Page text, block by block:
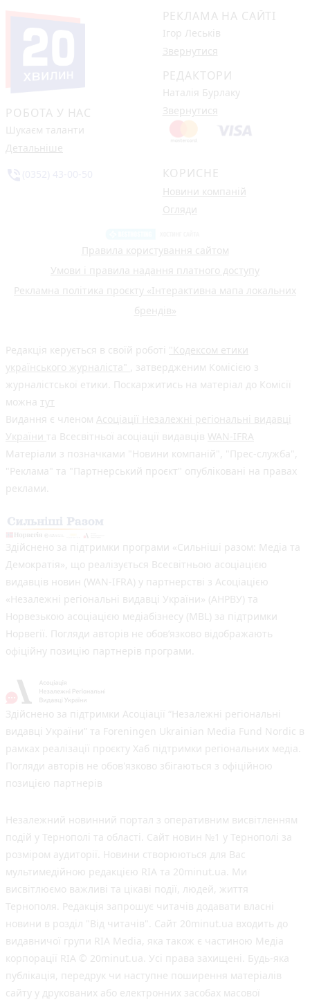
РОБОТА У НАС
Шукаєм таланти
Детальніше
РЕКЛАМА НА САЙТІ
Ігор Леськів
Звернутися
РЕДАКТОРИ
Наталія Бурлаку
Звернутися
КОРИСНЕ
Новини компаній
Огляди
Правила користування сайтом
Умови і правила надання платного доступу
Рекламна політика проєкту «Інтерактивна мапа локальних
брендів»
Редакція керується в своїй роботі "Кодексом етики
українського журналіста"
, затвердженим Комісією з
журналістської етики. Поскаржитись на матеріал до Комісії
можна тут
Видання є членом Асоціації Незалежні регіональні видавці
України та Всесвітньої асоціації видавців WAN-IFRA
Матеріали з позначками "Новини компаній", "Прес-служба",
"Реклама" та "Партнерський проєкт" опубліковані на правах
реклами.
Здійснено за підтримки програми «Сильніші разом: Медіа та
Демократія», що реалізується Всесвітньою асоціацією
видавців новин (WAN-IFRA) у партнерстві з Асоціацією
«Незалежні регіональні видавці України» (АНРВУ) та
Норвезькою асоціацією медіабізнесу (MBL) за підтримки
Норвегії. Погляди авторів не обов’язково відображають
офіційну позицію партнерів програми.
Здійснено за підтримки Асоціації “Незалежні регіональні
видавці України” та Foreningen Ukrainian Media Fund Nordic в
рамках реалізації проєкту Хаб підтримки регіональних медіа.
Погляди авторів не обов'язково збігаються з офіційною
позицією партнерів
Незалежний новинний портал з оперативним висвітленням
подій у Тернополі та області. Сайт новин №1 у Тернополі за
розміром аудиторії. Новини створюються для Вас
мультимедійною редакцією RIA та 20minut.ua. Ми
висвітлюємо важливі та цікаві події, людей, життя
Тернополя. Редакція запрошує читачів додавати власні
новини в розділ "Від читачів". Сайт 20minut.ua входить до
видавничої групи RIA Media, яка також є частиною Медіа
корпорації RIA © 20minut.ua. Усі права захищені. Будь-яка
публiкацiя, передрук чи наступне поширення матеріалів
сайту у друкованих або електронних засобах масової